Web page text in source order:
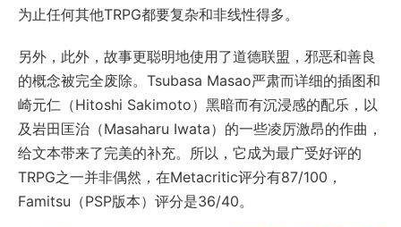
为止任何其他TRPG都要复杂和非线性得多。
另外，此外，故事更聪明地使用了道德联盟，邪恶和善良
的概念被完全废除。Tsubasa Masao严肃而详细的插图和
崎元仁（Hitoshi Sakimoto）黑暗而有沉浸感的配乐，以
及岩田匡治（Masaharu Iwata）的一些凌厉激昂的作曲，
给文本带来了完美的补充。所以，它成为最广受好评的
TRPG之一并非偶然，在Metacritic评分有87/100，
Famitsu（PSP版本）评分是36/40。